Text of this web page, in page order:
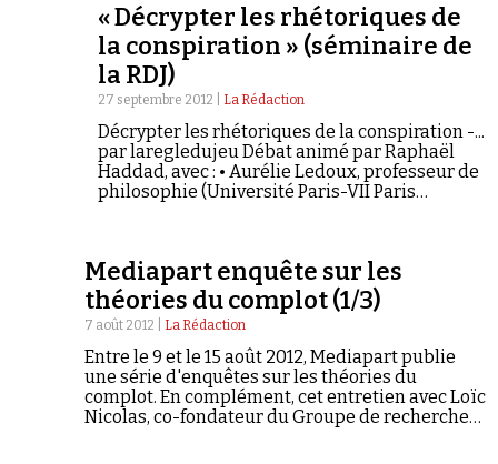
« Décrypter les rhétoriques de
la conspiration » (séminaire de
la RDJ)
27 septembre 2012 | La Rédaction
Décrypter les rhétoriques de la conspiration -...
par laregledujeu Débat animé par Raphaël
Haddad, avec : • Aurélie Ledoux, professeur de
philosophie (Université Paris-VII Paris
Mediapart enquête sur les
théories du complot (1/3)
7 août 2012 | La Rédaction
Entre le 9 et le 15 août 2012, Mediapart publie
une série d'enquêtes sur les théories du
complot. En complément, cet entretien avec Loïc
Nicolas, co-fondateur du Groupe de recherche